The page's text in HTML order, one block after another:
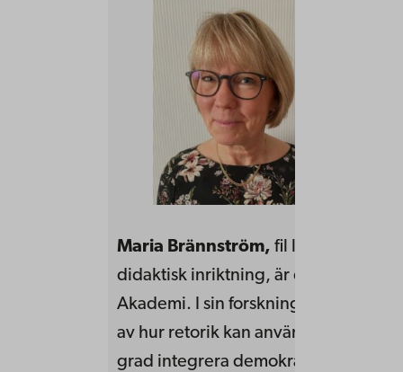
Maria Brännström, fil lic i svenska
didaktisk inriktning, är doktorand
Akademi. I sin forskning är Maria
av hur retorik kan användas för att i
grad integrera demokratiuppdraget i